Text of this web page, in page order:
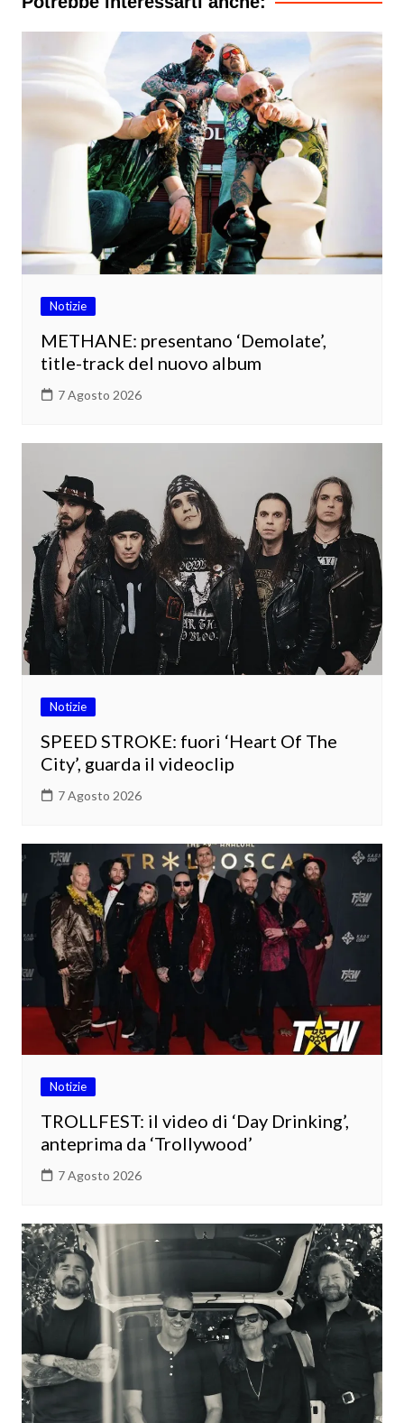
Notizie
METHANE: presentano ‘Demolate’,
title-track del nuovo album
7 Agosto 2026
Notizie
SPEED STROKE: fuori ‘Heart Of The
City’, guarda il videoclip
7 Agosto 2026
Notizie
TROLLFEST: il video di ‘Day Drinking’,
anteprima da ‘Trollywood’
7 Agosto 2026